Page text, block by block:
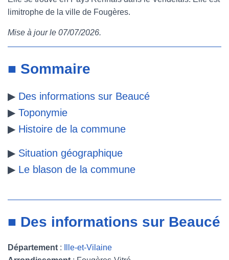
e
b
o
k
t
r
t
e
e
s
b
limitrophe de la ville de Fougères.
Mise à jour le 07/07/2026.
■ Sommaire
▶ Des informations sur Beaucé
▶ Toponymie
▶ Histoire de la commune
▶ Situation géographique
▶ Le blason de la commune
■ Des informations sur Beaucé
Département :
Ille-et-Vilaine